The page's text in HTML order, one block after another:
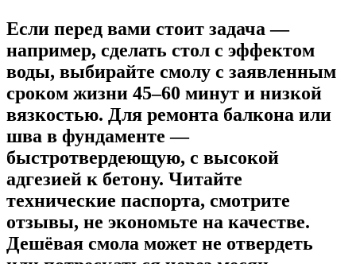
Если перед вами стоит задача —
например, сделать стол с эффектом
воды, выбирайте смолу с заявленным
сроком жизни 45–60 минут и низкой
вязкостью. Для ремонта балкона или
шва в фундаменте —
быстротвердеющую, с высокой
адгезией к бетону. Читайте
технические паспорта, смотрите
отзывы, не экономьте на качестве.
Дешёвая смола может не отвердеть